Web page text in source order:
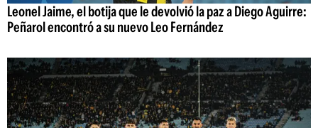
Leonel Jaime, el botija que le devolvió la paz a Diego Aguirre:
Peñarol encontró a su nuevo Leo Fernández